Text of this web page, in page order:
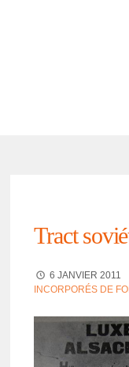
Tract
6 JANVIER 2011
INCORPORÉS DE